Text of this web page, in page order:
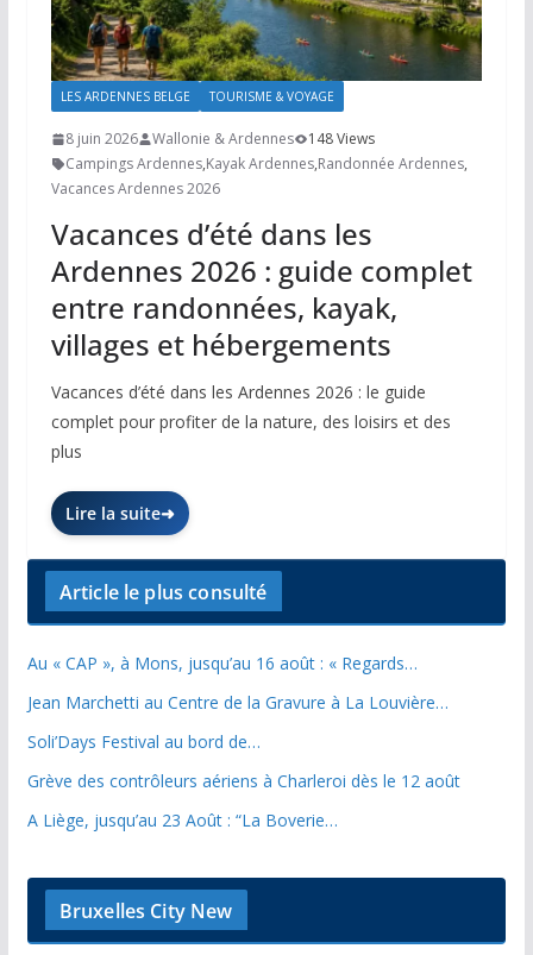
LES ARDENNES BELGE TOURISME & VOYAGE
8 juin 2026 Wallonie & Ardennes
148 Views
Campings Ardennes,Kayak Ardennes,Randonnée Ardennes,
Vacances Ardennes 2026
Vacances d’été dans les
Ardennes 2026 : guide complet
entre randonnées, kayak,
villages et hébergements
Vacances d’été dans les Ardennes 2026 : le guide
complet pour profiter de la nature, des loisirs et des
plus
Lire la suite
Article le plus consulté
Au « CAP », à Mons, jusqu’au 16 août : « Regards…
Jean Marchetti au Centre de la Gravure à La Louvière…
Soli’Days Festival au bord de…
Grève des contrôleurs aériens à Charleroi dès le 12 août
A Liège, jusqu’au 23 Août : “La Boverie…
Bruxelles City New